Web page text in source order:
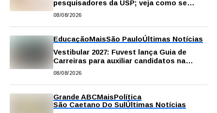
pesquisadores da USP; veja como se
inscrever
08/08/2026
EducaçãoMaisSão PauloÚltimas Notícias
Vestibular 2027: Fuvest lança Guia de
Carreiras para auxiliar candidatos na
escolha da profissão
08/08/2026
Grande ABCMaisPolítica
São Caetano Do SulÚltimas Notícias